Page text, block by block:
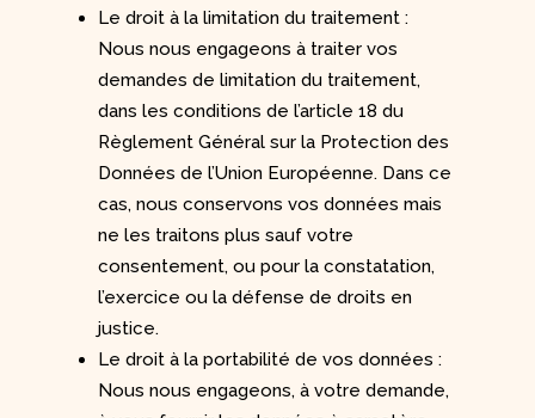
Le droit à la limitation du traitement :
Nous nous engageons à traiter vos
demandes de limitation du traitement,
dans les conditions de l’article 18 du
Règlement Général sur la Protection des
Données de l’Union Européenne. Dans ce
cas, nous conservons vos données mais
ne les traitons plus sauf votre
consentement, ou pour la constatation,
l’exercice ou la défense de droits en
justice.
Le droit à la portabilité de vos données :
Nous nous engageons, à votre demande,